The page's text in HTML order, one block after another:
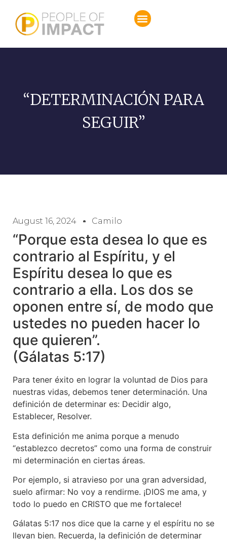
“DETERMINACIÓN PARA
SEGUIR”
August 16, 2024 Camilo
“Porque esta desea lo que es
contrario al Espíritu, y el
Espíritu desea lo que es
contrario a ella. Los dos se
oponen entre sí, de modo que
ustedes no pueden hacer lo
que quieren”.
(Gálatas 5:17)
Para tener éxito en lograr la voluntad de Dios para
nuestras vidas, debemos tener determinación. Una
definición de determinar es: Decidir algo,
Establecer, Resolver.
Esta definición me anima porque a menudo
“establezco decretos” como una forma de construir
mi determinación en ciertas áreas.
Por ejemplo, si atravieso por una gran adversidad,
suelo afirmar: No voy a rendirme. ¡DIOS me ama, y
todo lo puedo en CRISTO que me fortalece!
Gálatas 5:17 nos dice que la carne y el espíritu no se
llevan bien. Recuerda, la definición de determinar